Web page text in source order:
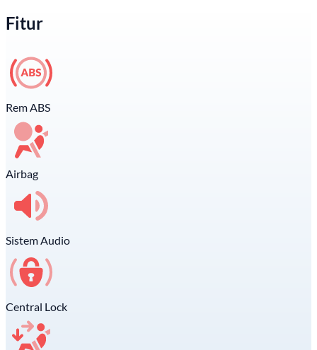
Fitur
Rem ABS
Airbag
Sistem Audio
Central Lock